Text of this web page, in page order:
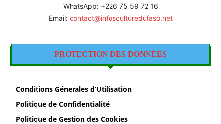
WhatsApp: +226 75 59 72 16
Email: contact@infosculturedufaso.net
PROTECTION DES DONNÉES
Conditions Génerales d’Utilisation
Politique de Confidentialité
Politique de Gestion des Cookies